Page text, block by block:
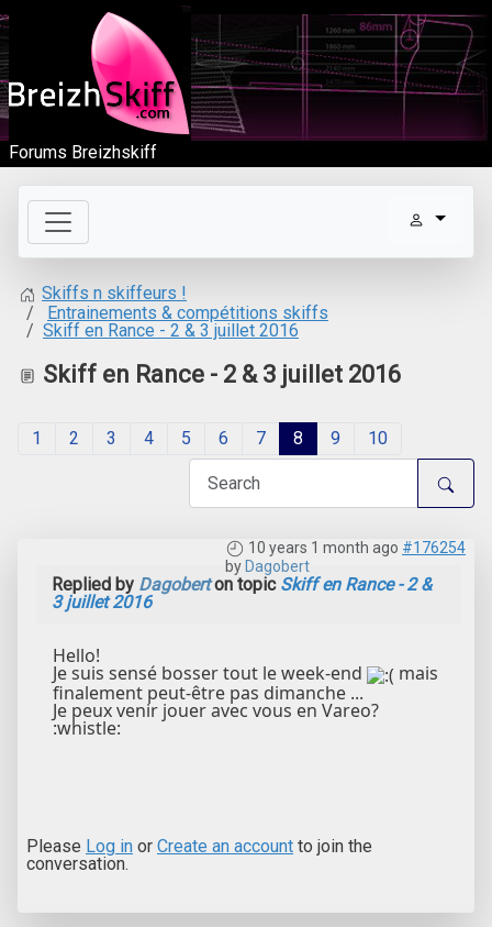
Forums Breizhskiff
Skiffs n skiffeurs !
Entrainements & compétitions skiffs
Skiff en Rance - 2 & 3 juillet 2016
Skiff en Rance - 2 & 3 juillet 2016
1 2 3 4 5 6 7 8 9 10
10 years 1 month ago #176254
by Dagobert
Replied by Dagoberton topic Skiff en Rance - 2 &
3 juillet 2016
Hello!
Je suis sensé bosser tout le week-end
mais
finalement peut-être pas dimanche ...
Je peux venir jouer avec vous en Vareo?
:whistle:
Please Log in or Create an account to join the
conversation.